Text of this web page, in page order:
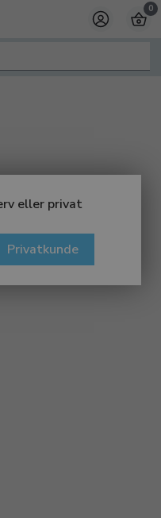
eller privat
Privatkunde
0